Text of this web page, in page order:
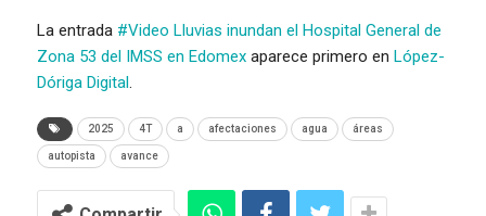
La entrada #Video Lluvias inundan el Hospital General de
Zona 53 del IMSS en Edomex aparece primero en López-
Dóriga Digital.
2025 4T a afectaciones agua áreas
autopista avance